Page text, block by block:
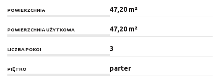
POWIERZCHNIA 47,20 m²
POWIERZCHNIA UŻYTKOWA 47,20 m²
LICZBA POKOI 3
PIĘTRO parter